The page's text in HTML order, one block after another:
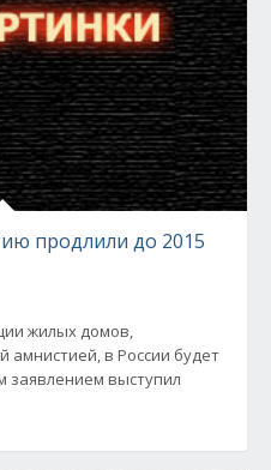
продлили до 2015
жилых домов,
в России будет
заявлением выступил